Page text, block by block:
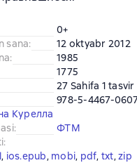
0+
sana:
12 oktyabr 2012
:
1985
1775
27 Sahifa 1 tasvir
978-5-4467-
Курелла
:
ФТМ
:
, ios.epub, mobi, pdf, txt, zip